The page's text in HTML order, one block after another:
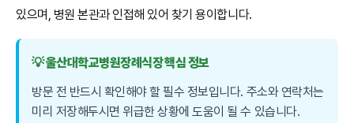
있으며, 병원 본관과 인접해 있어 찾기 용이합니다.
💡 울산대학교병원장례식장 핵심 정보
방문 전 반드시 확인해야 할 필수 정보입니다. 주소와 연락처는
미리 저장해두시면 위급한 상황에 도움이 될 수 있습니다.